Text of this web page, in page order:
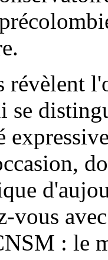
révèlent
se
vous
: le